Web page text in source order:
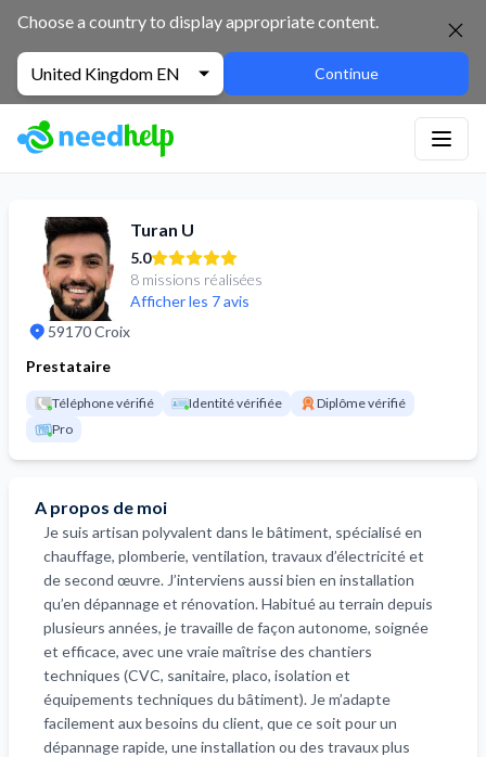
Choose a country to display appropriate content.
United Kingdom EN Continue
Turan U
5.0
8 missions réalisées
Afficher les 7 avis
59170 Croix
Prestataire
Téléphone vérifié Identité vérifiée
Diplôme vérifié
Pro
A propos de moi
Je suis artisan polyvalent dans le bâtiment, spécialisé en
chauffage, plomberie, ventilation, travaux d’électricité et
de second œuvre. J’interviens aussi bien en installation
qu’en dépannage et rénovation. Habitué au terrain depuis
plusieurs années, je travaille de façon autonome, soignée
et efficace, avec une vraie maîtrise des chantiers
techniques (CVC, sanitaire, placo, isolation et
équipements techniques du bâtiment). Je m’adapte
facilement aux besoins du client, que ce soit pour un
dépannage rapide, une installation ou des travaux plus
NeedHelp : site de jobbing et de services entre particuliers